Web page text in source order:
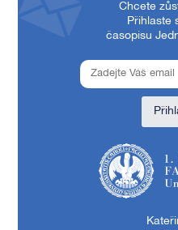
Chcete
Přihlaste
časopisu